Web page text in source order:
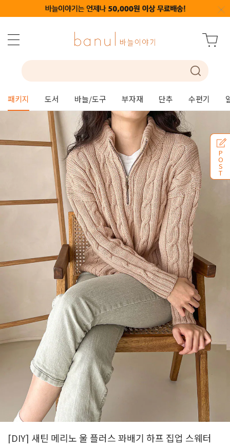
패키지 도서 바늘/도구 부자재 단추 수편기
P
O
S
T
[DIY] 새틴 메리노 울 플러스 꽈배기 하프 집업 스웨터